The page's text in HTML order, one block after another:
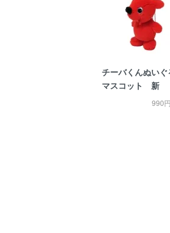
チーバくんぬいぐ
マスコット 新
990